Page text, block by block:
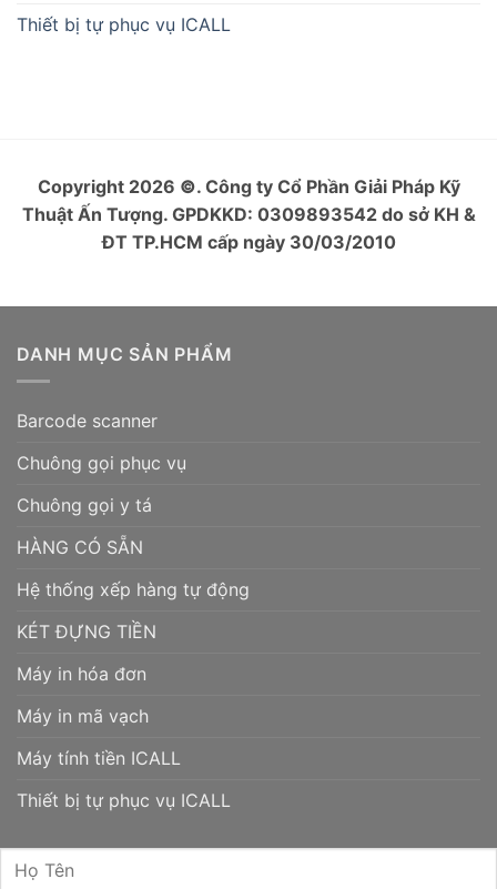
Thiết bị tự phục vụ ICALL
Copyright 2026 ©. Công ty Cổ Phần Giải Pháp Kỹ
Thuật Ấn Tượng. GPDKKD: 0309893542 do sở KH &
ĐT TP.HCM cấp ngày 30/03/2010
DANH MỤC SẢN PHẨM
Barcode scanner
Chuông gọi phục vụ
Chuông gọi y tá
HÀNG CÓ SẴN
Hệ thống xếp hàng tự động
KÉT ĐỰNG TIỀN
Máy in hóa đơn
Máy in mã vạch
Máy tính tiền ICALL
Thiết bị tự phục vụ ICALL